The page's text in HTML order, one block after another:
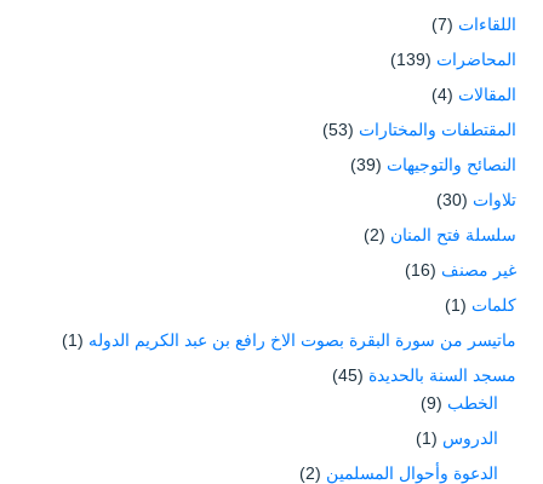
اللقاءات (7)
المحاضرات (139)
المقالات (4)
المقتطفات والمختارات (53)
النصائح والتوجيهات (39)
تلاوات (30)
سلسلة فتح المنان (2)
غير مصنف (16)
كلمات (1)
ماتيسر من سورة البقرة بصوت الاخ رافع بن عبد الكريم الدوله (1)
مسجد السنة بالحديدة (45)
الخطب (9)
الدروس (1)
الدعوة وأحوال المسلمين (2)